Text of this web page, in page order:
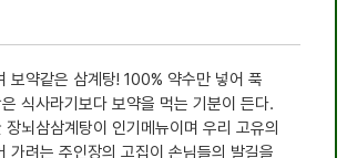
보약같은 삼계탕! 100% 약수만 넣어 푹
식사라기보다 보약을 먹는 기분이 든다.
장뇌삼삼계탕이 인기메뉴이며 우리 고유의
가려는 주인장의 고집이 손님들의 발길을